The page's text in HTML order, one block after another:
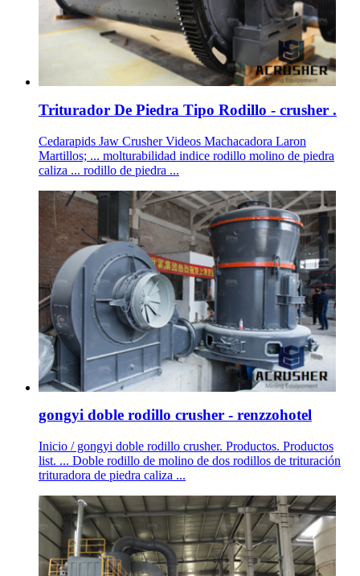
Triturador De Piedra Tipo Rodillo - crusher .
Cedarapids Jaw Crusher Videos Machacadora Laron
Martillos; ... molturabilidad indice rodillo molino de piedra
caliza ... rodillo de piedra ...
gongyi doble rodillo crusher - renzzohotel
Inicio / gongyi doble rodillo crusher. Productos. Productos
list. ... Doble rodillo de molino de dos rodillos de trituración
trituradora de piedra caliza ...